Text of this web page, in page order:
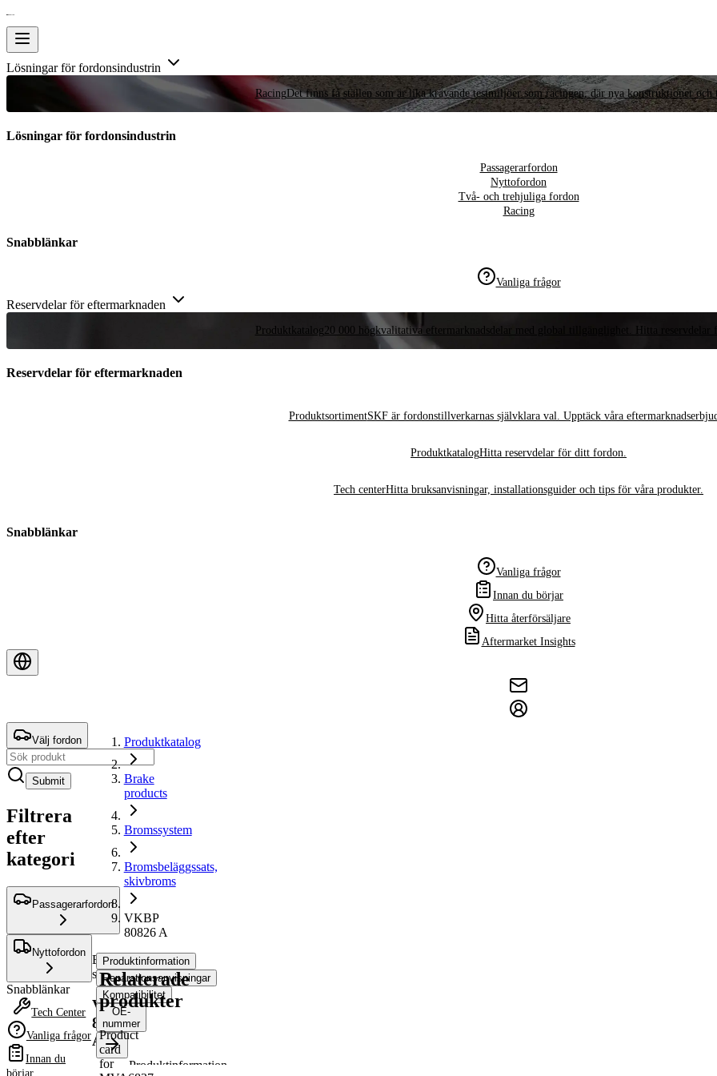
Lösningar för fordonsindustrin
RacingDet finns få ställen som är lika krävande testmiljöer som racingen, där nya konstruktioner och
Lösningar för fordonsindustrin
Passagerarfordon
Nyttofordon
Två- och trehjuliga fordon
Racing
Snabblänkar
Vanliga frågor
Reservdelar för eftermarknaden
Produktkatalog20 000 högkvalitativa eftermarknadsdelar med global tillgänglighet. Hitta reservdelar
Reservdelar för eftermarknaden
ProduktsortimentSKF är fordonstillverkarnas självklara val. Upptäck våra
ProduktkatalogHitta reservdelar för ditt fordon.
Tech centerHitta bruksanvisningar, installationsguider och tips för våra produkter.
Snabblänkar
Vanliga frågor
Innan du börjar
Hitta återförsäljare
Aftermarket Insights
Välj fordon
Submit
Filtrera
efter
kategori
Passagerarfordon
Nyttofordon
Snabblänkar
Tech Center
Vanliga frågor
Innan du
börjar
Produktkatalog
Brake
products
Bromssystem
Bromsbeläggssats,
skivbroms
VKBP
80826 A
Bromsbeläggssats,
skivbroms
VKBP
80826
A
Produktinformation
Reparationsanvisningar
Kompatibilitet
OE-
nummer
Produktinformation
Relaterade
produkter
Product
card
for